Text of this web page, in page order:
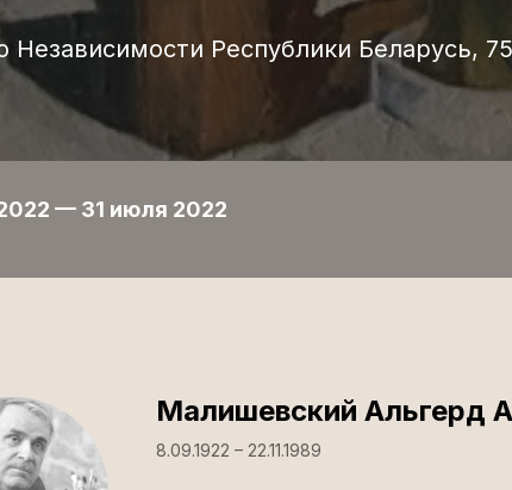
Республики Беларусь,
— 31 июля 2022
Малишевский Альгерд
8.09.1922 – 22.11.1989